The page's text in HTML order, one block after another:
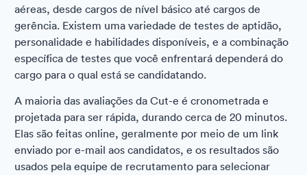
aéreas, desde cargos de nível básico até cargos de
gerência. Existem uma variedade de testes de aptidão,
personalidade e habilidades disponíveis, e a combinação
específica de testes que você enfrentará dependerá do
cargo para o qual está se candidatando.
A maioria das avaliações da Cut-e é cronometrada e
projetada para ser rápida, durando cerca de 20 minutos.
Elas são feitas online, geralmente por meio de um link
enviado por e-mail aos candidatos, e os resultados são
usados pela equipe de recrutamento para selecionar